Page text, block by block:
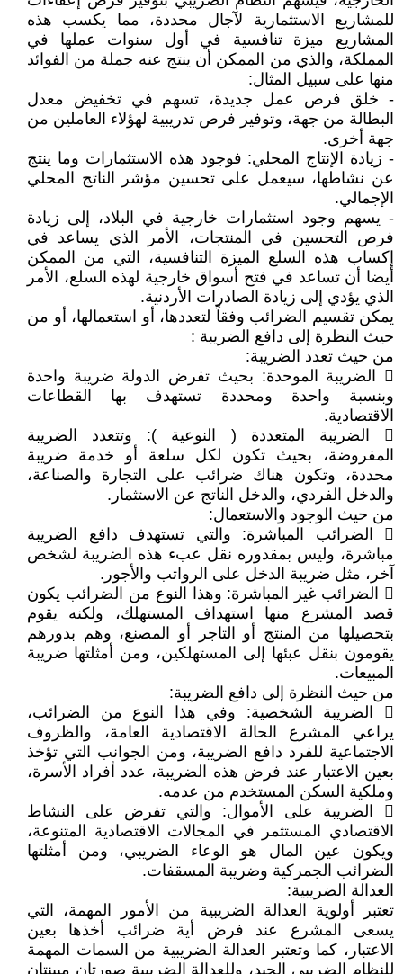
للمشاريع الاستثمارية لآجال محددة، مما يكسب هذه
المشاريع ميزة تنافسية في أول سنوات عملها في
المملكة، والذي من الممكن أن ينتج عنه جملة من الفوائد
منها على سبيل المثال:
- خلق فرص عمل جديدة، تسهم في تخفيض معدل
البطالة من جهة، وتوفير فرص تدريبية لهؤلاء العاملين من
جهة أخرى.
- زيادة الإنتاج المحلي: فوجود هذه الاستثمارات وما ينتج
عن نشاطها، سيعمل على تحسين مؤشر الناتج المحلي
الإجمالي.
- يسهم وجود استثمارات خارجية في البلاد، إلى زيادة
فرص التحسين في المنتجات، الأمر الذي يساعد في
إكساب هذه السلع الميزة التنافسية، التي من الممكن
أيضا أن تساعد في فتح أسواق خارجية لهذه السلع، الأمر
الذي يؤدي إلى زيادة الصادرات الأردنية.
يمكن تقسيم الضرائب وفقاً لتعددها، أو استعمالها، أو من
حيث النظرة إلى دافع الضريبة :
من حيث تعدد الضريبة:
 الضريبة الموحدة: بحيث تفرض الدولة ضريبة واحدة
وبنسبة واحدة ومحددة تستهدف بها القطاعات
الاقتصادية.
 الضريبة المتعددة ( النوعية ): وتتعدد الضريبة
المفروضة، بحيث تكون لكل سلعة أو خدمة ضريبة
محددة، وتكون هناك ضرائب على التجارة والصناعة،
والدخل الفردي، والدخل الناتج عن الاستثمار.
من حيث الوجود والاستعمال:
 الضرائب المباشرة: والتي تستهدف دافع الضريبة
مباشرة، وليس بمقدوره نقل عبء هذه الضريبة لشخص
آخر، مثل ضريبة الدخل على الرواتب والأجور.
 الضرائب غير المباشرة: وهذا النوع من الضرائب يكون
قصد المشرع منها استهداف المستهلك، ولكنه يقوم
بتحصيلها من المنتج أو التاجر أو المصنع، وهم بدورهم
يقومون بنقل عبئها إلى المستهلكين، ومن أمثلتها ضريبة
المبيعات.
من حيث النظرة إلى دافع الضريبة:
 الضريبة الشخصية: وفي هذا النوع من الضرائب،
يراعي المشرع الحالة الاقتصادية العامة، والظروف
الاجتماعية للفرد دافع الضريبة، ومن الجوانب التي تؤخذ
بعين الاعتبار عند فرض هذه الضريبة، عدد أفراد الأسرة،
وملكية السكن المستخدم من عدمه.
 الضريبة على الأموال: والتي تفرض على النشاط
الاقتصادي المستثمر في المجالات الاقتصادية المتنوعة،
ويكون عين المال هو الوعاء الضريبي، ومن أمثلتها
الضرائب الجمركية وضريبة المسقفات.
العدالة الضريبية:
تعتبر أولوية العدالة الضريبية من الأمور المهمة، التي
يسعى المشرع عند فرض أية ضرائب أخذها بعين
الاعتبار، كما وتعتبر العدالة الضريبية من السمات المهمة
للنظام الضريبي الجيد، وللعدالة الضريبية صورتان مبينتان